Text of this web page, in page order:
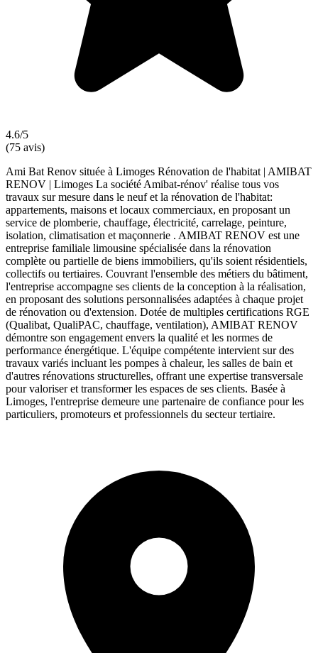
4.6/5
(75 avis)
Ami Bat Renov située à Limoges Rénovation de l'habitat | AMIBAT
RENOV | Limoges La société Amibat-rénov' réalise tous vos
travaux sur mesure dans le neuf et la rénovation de l'habitat:
appartements, maisons et locaux commerciaux, en proposant un
service de plomberie, chauffage, électricité, carrelage, peinture,
isolation, climatisation et maçonnerie . AMIBAT RENOV est une
entreprise familiale limousine spécialisée dans la rénovation
complète ou partielle de biens immobiliers, qu'ils soient résidentiels,
collectifs ou tertiaires. Couvrant l'ensemble des métiers du bâtiment,
l'entreprise accompagne ses clients de la conception à la réalisation,
en proposant des solutions personnalisées adaptées à chaque projet
de rénovation ou d'extension. Dotée de multiples certifications RGE
(Qualibat, QualiPAC, chauffage, ventilation), AMIBAT RENOV
démontre son engagement envers la qualité et les normes de
performance énergétique. L'équipe compétente intervient sur des
travaux variés incluant les pompes à chaleur, les salles de bain et
d'autres rénovations structurelles, offrant une expertise transversale
pour valoriser et transformer les espaces de ses clients. Basée à
Limoges, l'entreprise demeure une partenaire de confiance pour les
particuliers, promoteurs et professionnels du secteur tertiaire.